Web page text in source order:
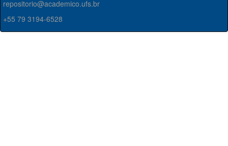
repositorio@academico.ufs.br
+55 79 3194-6528